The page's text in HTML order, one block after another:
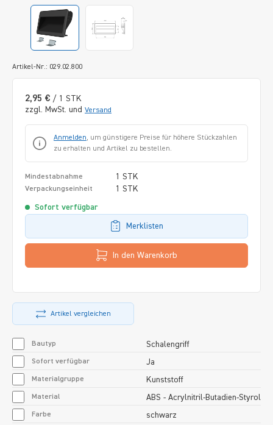
Artikel-Nr.: 029.02.800
2,95 € / 1 STK
zzgl. MwSt. und Versand
Anmelden, um günstigere Preise für höhere Stückzahlen
zu erhalten und Artikel zu bestellen.
Mindestabnahme 1 STK
Verpackungseinheit 1 STK
Sofort verfügbar
Merklisten
In den Warenkorb
Artikel vergleichen
Bautyp Schalengriff
Sofort verfügbar Ja
Materialgruppe Kunststoff
Material ABS - Acrylnitril-Butadien-Styrol
Farbe schwarz